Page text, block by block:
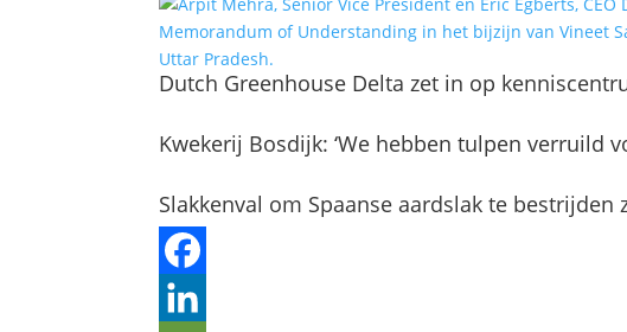
Dutch Greenhouse Delta zet in op
Kwekerij Bosdijk: ‘We hebben tulpen verruild
Slakkenval om Spaanse aardslak te bestrijden